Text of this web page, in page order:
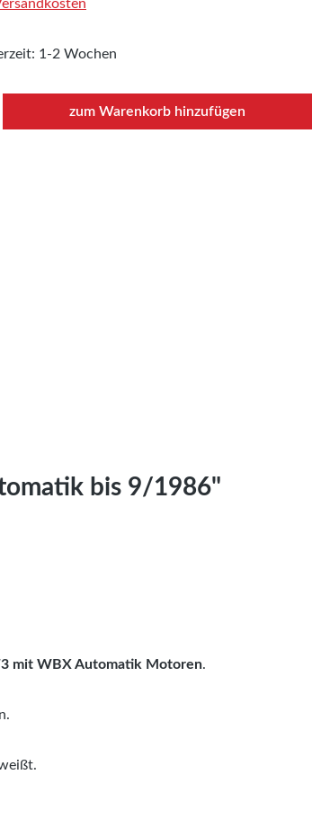
1-2 Wochen
Gib den gewünschten Wert ein
zum Warenkorb hinzufügen
bis 9/1986"
mit WBX Automatik Motoren.